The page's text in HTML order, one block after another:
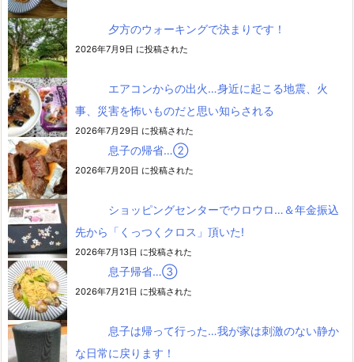
夕方のウォーキングで決まりです！
2026年7月9日 に投稿された
エアコンからの出火…身近に起こる地震、火
事、災害を怖いものだと思い知らされる
2026年7月29日 に投稿された
息子の帰省…②
2026年7月20日 に投稿された
ショッピングセンターでウロウロ…＆年金振込
先から「くっつくクロス」頂いた!
2026年7月13日 に投稿された
息子帰省…③
2026年7月21日 に投稿された
息子は帰って行った…我が家は刺激のない静か
な日常に戻ります！